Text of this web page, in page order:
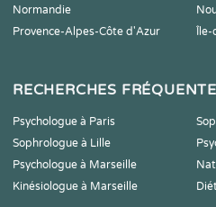
Normandie
Provence-Alpes-Côte d'Azur
RECHERCHES
Psychologue à Paris
Sophrologue à Lille
Psychologue à Marseille
Kinésiologue à Marseille